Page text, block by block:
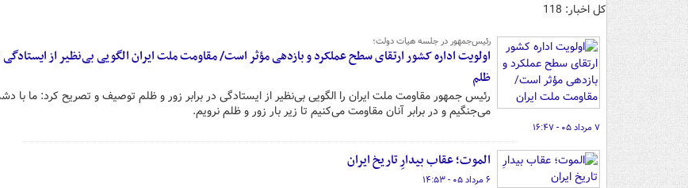
کل اخبار: 118
رئیس‌جمهور در جلسه هیات دولت؛
اولویت اداره کشور ارتقای سطح عملکرد و بازدهی مؤثر است/ مقاومت ملت ایران الگویی بی‌نظیر از ایستادگی
ظلم
رئیس جمهور مقاومت ملت ایران را الگویی بی‌نظیر از ایستادگی در برابر زور و ظلم توصیف و تصریح کرد: ما با
می‌جنگیم و در برابر آنان مقاومت می‌کنیم تا زیر بار زور و ظلم نرویم.
۷ مرداد ۰۵ - ۱۶:۴۷
الموت؛ عقاب بیدارِ تاریخ ایران
۶ مرداد ۰۵ - ۱۴:۵۳